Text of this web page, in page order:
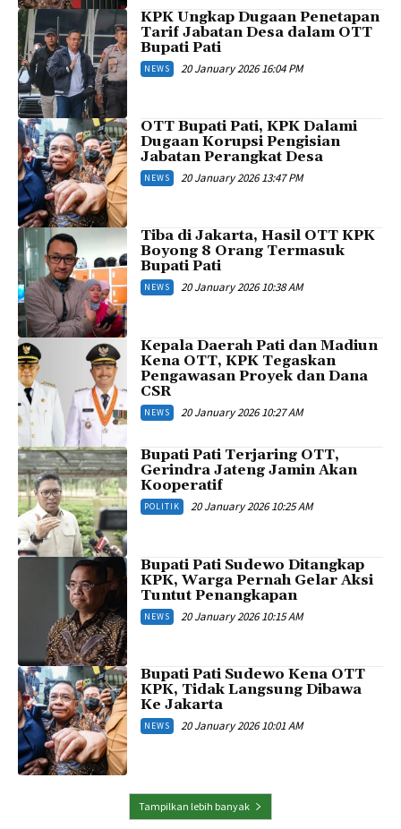
KPK Ungkap Dugaan Penetapan
Tarif Jabatan Desa dalam OTT
Bupati Pati
NEWS 20 January 2026 16:04 PM
OTT Bupati Pati, KPK Dalami
Dugaan Korupsi Pengisian
Jabatan Perangkat Desa
NEWS 20 January 2026 13:47 PM
Tiba di Jakarta, Hasil OTT KPK
Boyong 8 Orang Termasuk
Bupati Pati
NEWS 20 January 2026 10:38 AM
Kepala Daerah Pati dan Madiun
Kena OTT, KPK Tegaskan
Pengawasan Proyek dan Dana
CSR
NEWS 20 January 2026 10:27 AM
Bupati Pati Terjaring OTT,
Gerindra Jateng Jamin Akan
Kooperatif
POLITIK 20 January 2026 10:25 AM
Bupati Pati Sudewo Ditangkap
KPK, Warga Pernah Gelar Aksi
Tuntut Penangkapan
NEWS 20 January 2026 10:15 AM
Bupati Pati Sudewo Kena OTT
KPK, Tidak Langsung Dibawa
Ke Jakarta
NEWS 20 January 2026 10:01 AM
Tampilkan lebih banyak